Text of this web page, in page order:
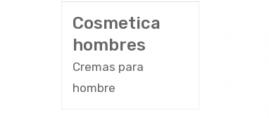
Cosmetica
hombres
Cremas para
hombre